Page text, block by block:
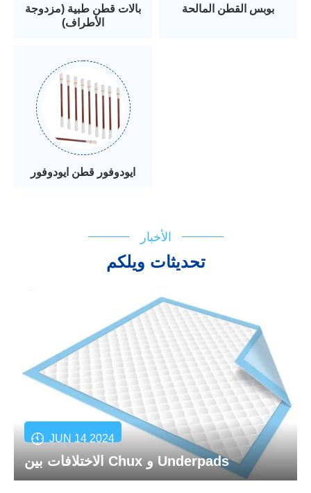
بالات قطن طبية (مزدوجة
الأطراف)
بوبس القطن المالحة
ايودوفور قطن ايودوفور
الأخبار
تحديثات ويلكم
JUN 14 2024
الاختلافات بين Chux و Underpads